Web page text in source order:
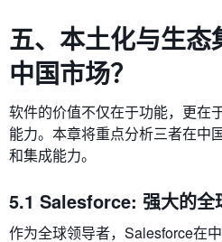
五、本土化与生
中国市场？
软件的价值不仅在于功能，更在
能力。本章将重点分析三者在中
和集成能力。
5.1 Salesforce: 强大的全
作为全球领导者，Salesforce在